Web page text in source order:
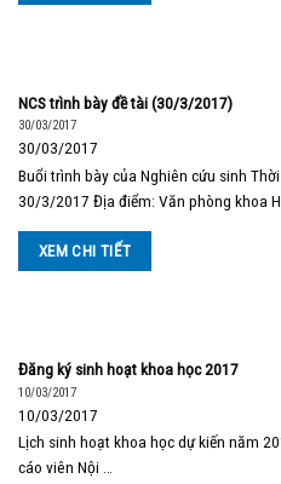
NCS trình bày đề tài (30/3/2017)
30/03/2017
30/03/2017
Buổi trình bày của Nghiên cứu sinh
30/3/2017 Địa điểm: Văn phòng khoa
XEM CHI TIẾT
Đăng ký sinh hoạt khoa học 2017
10/03/2017
10/03/2017
Lịch sinh hoạt khoa học dự kiến năm
cáo viên Nội …